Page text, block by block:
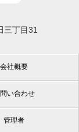
三丁目31
会社概要
い合わせ
管理者